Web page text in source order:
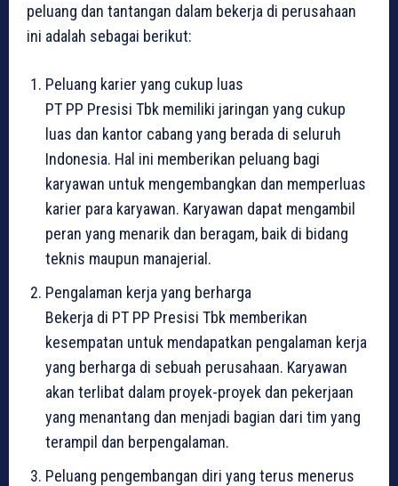
peluang dan tantangan dalam bekerja di perusahaan
ini adalah sebagai berikut:
Peluang karier yang cukup luas
PT PP Presisi Tbk memiliki jaringan yang cukup
luas dan kantor cabang yang berada di seluruh
Indonesia. Hal ini memberikan peluang bagi
karyawan untuk mengembangkan dan memperluas
karier para karyawan. Karyawan dapat mengambil
peran yang menarik dan beragam, baik di bidang
teknis maupun manajerial.
Pengalaman kerja yang berharga
Bekerja di PT PP Presisi Tbk memberikan
kesempatan untuk mendapatkan pengalaman kerja
yang berharga di sebuah perusahaan. Karyawan
akan terlibat dalam proyek-proyek dan pekerjaan
yang menantang dan menjadi bagian dari tim yang
terampil dan berpengalaman.
Peluang pengembangan diri yang terus menerus